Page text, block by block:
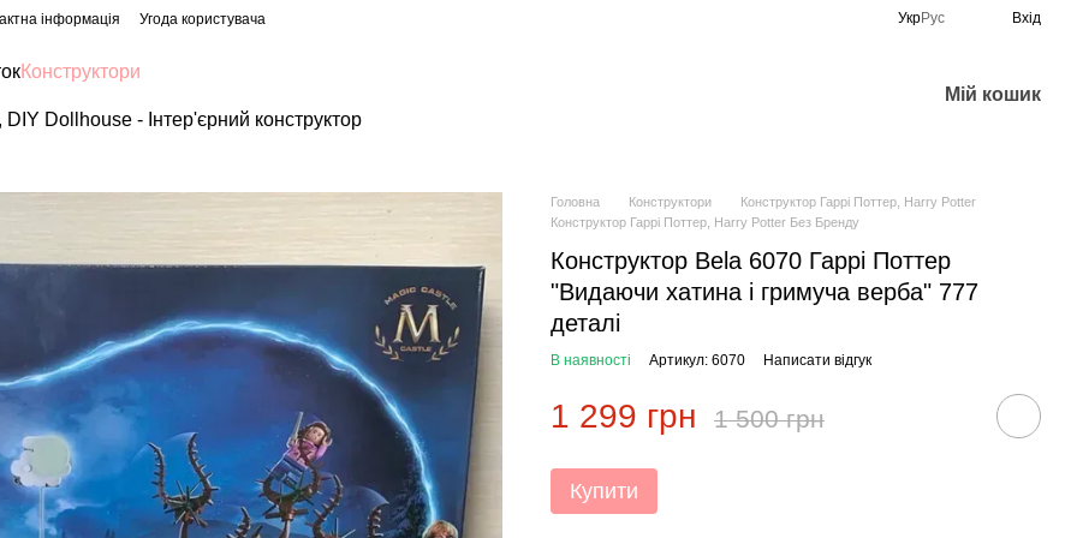
інформація Угода користувача УкрРус Вхід
Конструктори
Dollhouse - Інтер'єрний конструктор
Мій кошик
Головна Конструктори
Конструктор Гаррі Поттер, Harry Potter
Конструктор Гаррі Поттер, Harry Potter Без Бренду
Конструктор Bela 6070 Гаррі Поттер
"Видаючи хатина і гримуча верба" 777
деталі
В наявності Артикул: 6070 Написати відгук
1 299 грн 1 500 грн
Купити